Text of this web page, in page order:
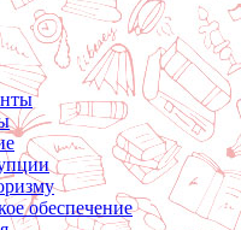
обеспечение